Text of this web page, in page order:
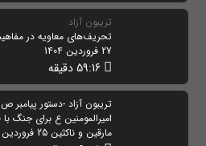
تریبون آزاد
تحریف‌های معاویه در
27 فروردین 1404
تریبون آزاد -دستور پیامبر
امیرالمومنین ع برای جنگ
مارقین و ناکثین 25 فروردین 1404